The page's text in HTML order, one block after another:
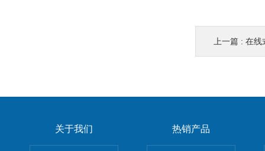
上一篇 : 在线式
关于我们 热销产品